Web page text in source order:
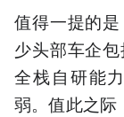
值得一提的
少头部车企
全栈自研能
弱。值此之际